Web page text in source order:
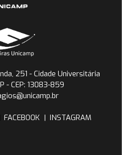
251 - Cidade Universitária
- CEP: 13083-859
FACEBOOK | INSTAGRAM